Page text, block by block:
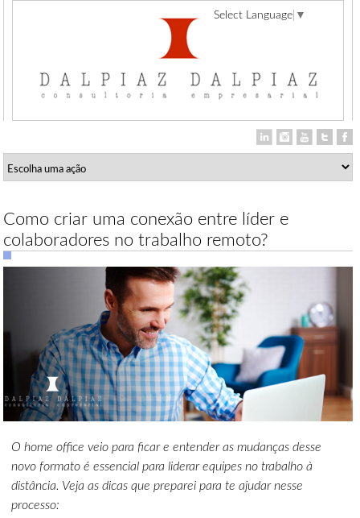
Como criar uma conexão entre líder e
colaboradores no trabalho remoto?
O home office veio para ficar e entender as mudanças desse
novo formato é essencial para liderar equipes no trabalho à
distância. Veja as dicas que preparei para te ajudar nesse
processo:
Select Language ▼